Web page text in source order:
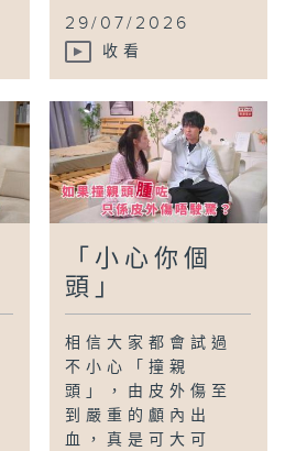
29/07/2026
收看
「小心你個
頭」
相信大家都會試過
不小心「撞親
頭」，由皮外傷至
到嚴重的顱內出
血，真是可大可